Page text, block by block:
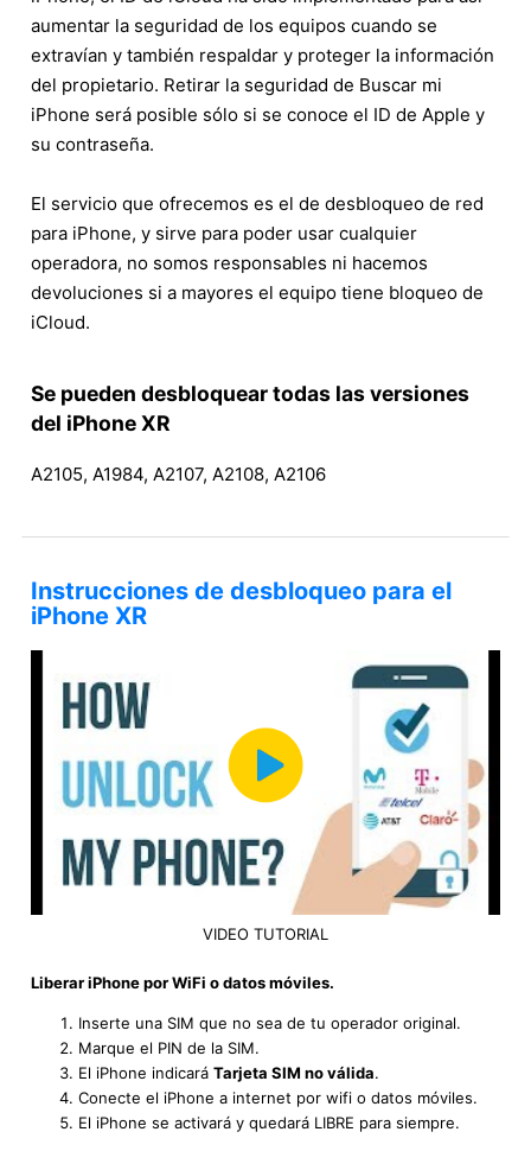
aumentar la seguridad de los equipos cuando se
extravían y también respaldar y proteger la información
del propietario. Retirar la seguridad de Buscar mi
iPhone será posible sólo si se conoce el ID de Apple y
su contraseña.
El servicio que ofrecemos es el de desbloqueo de red
para iPhone, y sirve para poder usar cualquier
operadora, no somos responsables ni hacemos
devoluciones si a mayores el equipo tiene bloqueo de
iCloud.
Se pueden desbloquear todas las versiones
del iPhone XR
A2105, A1984, A2107, A2108, A2106
Instrucciones de desbloqueo para el
iPhone XR
VIDEO TUTORIAL
Liberar iPhone por WiFi o datos móviles.
Inserte una SIM que no sea de tu operador original.
Marque el PIN de la SIM.
El iPhone indicará Tarjeta SIM no válida.
Conecte el iPhone a internet por wifi o datos móviles.
El iPhone se activará y quedará LIBRE para siempre.